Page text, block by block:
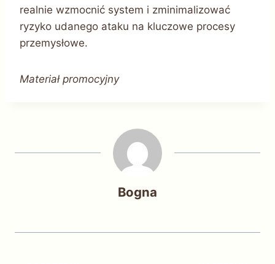
realnie wzmocnić system i zminimalizować
ryzyko udanego ataku na kluczowe procesy
przemysłowe.
Materiał promocyjny
Bogna